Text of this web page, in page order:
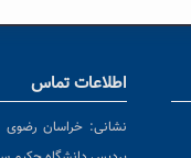
اطلاعات تماس
نشانی: خراسان رضوی